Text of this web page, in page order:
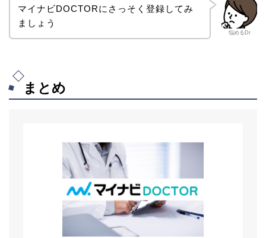
悩めるDr
マイナビDOCTORにさっそく登録してみ
ましょう
まとめ